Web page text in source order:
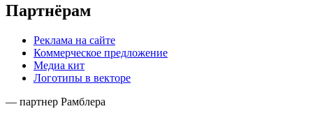
Партнёрам
Реклама на сайте
Коммерческое предложение
Медиа кит
Логотипы в векторе
— партнер Рамблера